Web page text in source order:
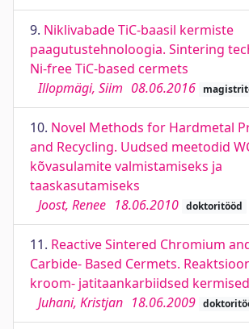
9. Niklivabade TiC-baasil kermiste
paagutustehnoloogia. Sintering
Ni-free TiC-based cermets
Illopmägi, Siim 08.06.2016
10. Novel Methods for Hardmetal
and Recycling. Uudsed meetodid
kõvasulamite valmistamiseks ja
taaskasutamiseks
Joost, Renee 18.06.2010 doktoritööd
11. Reactive Sintered Chromium
Carbide- Based Cermets.
kroom- jatitaankarbiidsed kermised
Juhani, Kristjan 18.06.2009